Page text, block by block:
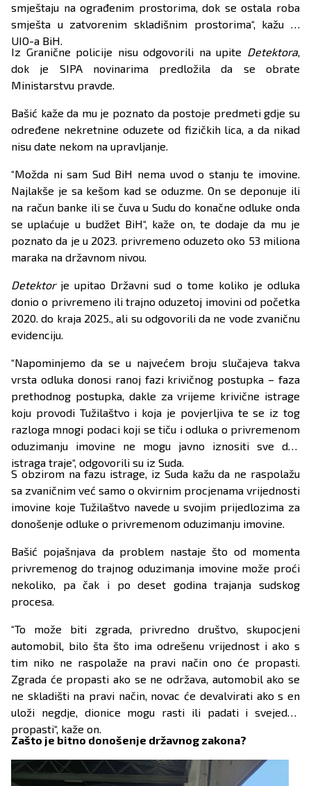
smještaju na ograđenim prostorima, dok se ostala roba
smješta u zatvorenim skladišnim prostorima“, kažu iz
UIO-a BiH.
Iz Granične policije nisu odgovorili na upite Detektora,
dok je SIPA novinarima predložila da se obrate
Ministarstvu pravde.
Bašić kaže da mu je poznato da postoje predmeti gdje su
određene nekretnine oduzete od fizičkih lica, a da nikad
nisu date nekom na upravljanje.
“Možda ni sam Sud BiH nema uvod o stanju te imovine.
Najlakše je sa kešom kad se oduzme. On se deponuje ili
na račun banke ili se čuva u Sudu do konačne odluke onda
se uplaćuje u budžet BiH“, kaže on, te dodaje da mu je
poznato da je u 2023. privremeno oduzeto oko 53 miliona
maraka na državnom nivou.
Detektorje upitao Državni sud o tome koliko je odluka
donio o privremeno ili trajno oduzetoj imovini od početka
2020. do kraja 2025., ali su odgovorili da ne vode zvaničnu
evidenciju.
“Napominjemo da se u najvećem broju slučajeva takva
vrsta odluka donosi ranoj fazi krivičnog postupka – faza
prethodnog postupka, dakle za vrijeme krivične istrage
koju provodi Tužilaštvo i koja je povjerljiva te se iz tog
razloga mnogi podaci koji se tiču i odluka o privremenom
oduzimanju imovine ne mogu javno iznositi sve dok
istraga traje“, odgovorili su iz Suda.
S obzirom na fazu istrage, iz Suda kažu da ne raspolažu
sa zvaničnim već samo o okvirnim procjenama vrijednosti
imovine koje Tužilaštvo navede u svojim prijedlozima za
donošenje odluke o privremenom oduzimanju imovine.
Bašić pojašnjava da problem nastaje što od momenta
privremenog do trajnog oduzimanja imovine može proći
nekoliko, pa čak i po deset godina trajanja sudskog
procesa.
“To može biti zgrada, privredno društvo, skupocjeni
automobil, bilo šta što ima odrešenu vrijednost i ako s
tim niko ne raspolaže na pravi način ono će propasti.
Zgrada će propasti ako se ne održava, automobil ako se
ne skladišti na pravi način, novac će devalvirati ako s en
uloži negdje, dionice mogu rasti ili padati i svejedno
propasti“, kaže on.
Zašto je bitno donošenje državnog zakona?